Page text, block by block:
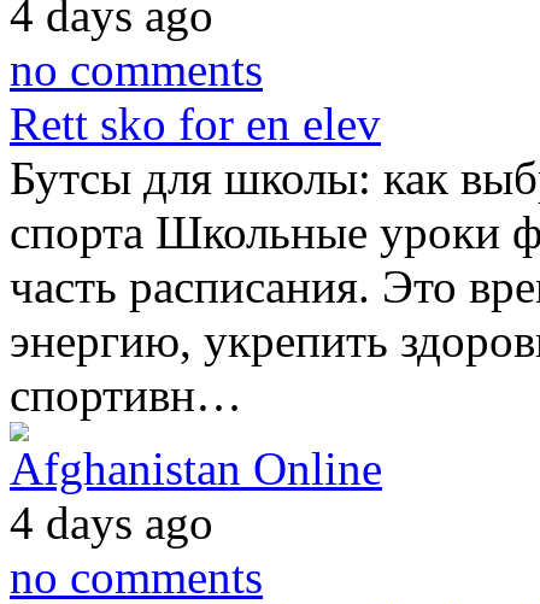
4 days ago
no comments
Rett sko for en elev
Бутсы для школы: как
спорта Школьные уроки
часть расписания. Это
энергию, укрепить
спортивн…
Afghanistan Online
4 days ago
no comments